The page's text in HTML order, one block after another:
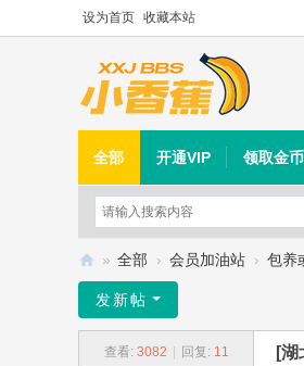
设为首页 收藏本站
全部 开通VIP 领取金币
香
» 全部 › 会员加油站 › 包养
发新帖
查看: 3082 回复: 11 [湖